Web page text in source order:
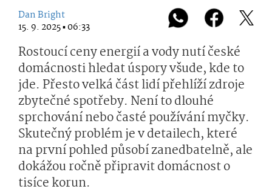
Dan Bright
15. 9. 2025 ▪ 06:33
Rostoucí ceny energií a vody nutí české
domácnosti hledat úspory všude, kde to
jde. Přesto velká část lidí přehlíží zdroje
zbytečné spotřeby. Není to dlouhé
sprchování nebo časté používání myčky.
Skutečný problém je v detailech, které
na první pohled působí zanedbatelně, ale
dokážou ročně připravit domácnost o
tisíce korun.